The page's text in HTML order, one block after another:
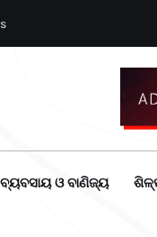
ବ୍ୟବସାୟ ଓ ବାଣିଜ୍ୟ